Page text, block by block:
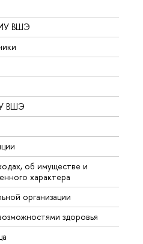
ВШЭ
ВШЭ
об имуществе и
характера
организации
здоровья